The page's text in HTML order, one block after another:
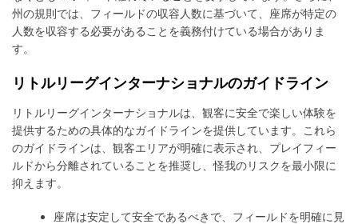
州の規則では、フィールドの収容人数に基づいて、座席が特定の
人数を収容する必要があることを義務付けている場合がありま
す。
リトルリーグインターナショナルのガイドライン
リトルリーグインターナショナルは、観客に安全で楽しい体験を
提供するための具体的なガイドラインを提供しています。これら
のガイドラインは、観客エリアが明確に表示され、プレイフィー
ルドから分離されていることを推奨し、怪我のリスクを最小限に
抑えます。
座席は安定して安全であるべきで、フィールドを明確に見